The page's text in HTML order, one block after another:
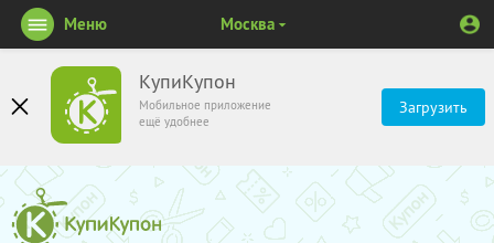
КупиКупон
Мобильное приложение
ещё удобнее
Загрузить
Меню Москва